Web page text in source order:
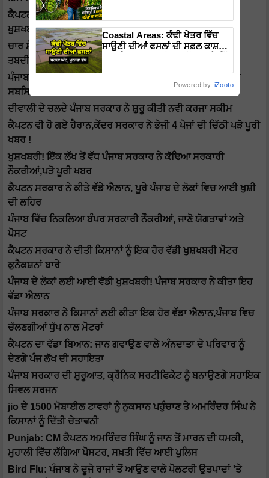
ਕੈਪਟਨ ਨੇ ਪਰਾਲੀ ਨਾ ਸਾੜਨ ਵਾਲੇ ਕਿਸਾਨਾਂ ਨੂੰ ਦੀਤੀ ਇਕ ਹੋਰ ਵੱਡੀ
ਖੁਸ਼ਖਬਰੀ !
ਚਾਰ ਸੋਧੇ ਹੋਏ ਖੇਤੀ ਬਿੱਲਾਂ ਵਿੱਚ ਪੰਜਾਬ ਸਰਕਾਰ ਨੇ ਆਖਿਰ ਕਿ-ਕਿ
ਤਬਦੀਲੀਆਂ ਕੀਤੀਆਂ?
ਪੰਜਾਬ ਸਰਕਾਰ ਨੇ 2.5 ਲੱਖ ਕਿਸਾਨਾਂ ਦੀਤੀ ਨੂੰ ਵੱਡੀ ਸੌਗਾਤ, 50 ਫੀਸਦ
ਸਬਸਿਡੀ ਵਿਚ ਮਿਲੇਗਾ ਕਣਕ ਦਾ ਬੀਜ
ਦੀਵਾਲੀ ਦੇ ਚਲਦੇ ਪੰਜਾਬ ਸਰਕਾਰ ਨੇ ਸ਼ੁਰੂ ਕੀਤੀ ਨਵੀ ਕਰਜਾ ਸਕੀਮ
ਕੈਪਟਨ ਵੀ ਹੋ ਗਏ ਹੈਰਾਨ,ਕੇਂਦਰ ਸਰਕਾਰ ਨੇ ਭੇਜੀ 4 ਪੇਜਾਂ ਦੀ ਚਿੱਠੀ ਪੜੋ ਪੂਰੀ
ਖਬਰ !
ਖੁਸ਼ਖਬਰੀ! ਇੱਕ ਲੱਖ ਤੋਂ ਵੱਧ ਪੰਜਾਬ ਸਰਕਾਰ ਨੇ ਕੱਢਿਆ ਸਰਕਾਰੀ
ਨੌਕਰੀਆਂ,ਪੜੋ ਪੂਰੀ ਖਬਰ
ਕੈਪਟਨ ਸਰਕਾਰ ਨੇ ਕੀਤੇ ਵੱਡੇ ਐਲਾਨ, ਪੂਰੇ ਪੰਜਾਬ ਦੇ ਲੋਕਾਂ ਵਿਚ ਆਈ ਖੁਸ਼ੀ
ਦੀ ਲਹਿਰ
ਪੰਜਾਬ ਵਿੱਚ ਨਿਕਲਿਆ ਬੰਪਰ ਸਰਕਾਰੀ ਨੌਕਰੀਆਂ, ਜਾਣੋ ਯੋਗਤਾਵਾਂ ਅਤੇ
ਪੋਸਟ
ਕੈਪਟਨ ਸਰਕਾਰ ਨੇ ਦੀਤੀ ਕਿਸਾਨਾਂ ਨੂੰ ਇਕ ਹੋਰ ਵੱਡੀ ਖੁਸ਼ਖਬਰੀ ਮੋਟਰ
ਕੁਨੈਕਸ਼ਨਾਂ ਬਾਰੇ
ਪੰਜਾਬ ਦੇ ਲੋਕਾਂ ਲਈ ਆਈ ਵੱਡੀ ਖੁਸ਼ਖਬਰੀ! ਪੰਜਾਬ ਸਰਕਾਰ ਨੇ ਕੀਤਾ ਇਹ
ਵੱਡਾ ਐਲਾਨ
ਪੰਜਾਬ ਸਰਕਾਰ ਨੇ ਕਿਸਾਨਾਂ ਲਈ ਕੀਤਾ ਇਕ ਹੋਰ ਵੱਡਾ ਐਲਾਨ,ਪੰਜਾਬ ਵਿਚ
ਚੱਲਣਗੀਆਂ ਧੁੱਪ ਨਾਲ ਮੋਟਰਾਂ
ਕੈਪਟਨ ਦਾ ਵੱਡਾ ਬਿਆਨ: ਜਾਨ ਗਵਾਉਣ ਵਾਲੇ ਅੰਨਦਾਤਾ ਦੇ ਪਰਿਵਾਰ ਨੂੰ
ਦੇਣਗੇ ਪੰਜ ਲੱਖ ਦੀ ਸਹਾਇਤਾ
ਪੰਜਾਬ ਸਰਕਾਰ ਦੀ ਸ਼ੁਰੂਆਤ, ਕ੍ਰੌਨਿਕ ਸਰਟੀਫਿਕੇਟ ਨੂੰ ਬਨਾਉਣਗੇ ਸਹਾਇਕ
ਸਿਵਲ ਸਰਜਨ
jio ਦੇ 1500 ਮੋਬਾਈਲ ਟਾਵਰਾਂ ਨੂੰ ਨੁਕਸਾਨ ਪਹੁੰਚਾਣ ਤੇ ਅਮਰਿੰਦਰ ਸਿੰਘ ਨੇ
ਕਿਸਾਨਾਂ ਨੂੰ ਦਿੱਤੀ ਚੇਤਾਵਨੀ
Punjab: CM ਕੈਪਟਨ ਅਮਰਿੰਦਰ ਸਿੰਘ ਨੂੰ ਜਾਨ ਤੋਂ ਮਾਰਨ ਦੀ ਧਮਕੀ,
ਮੁਹਾਲੀ ਵਿੱਚ ਲੱਗਿਆ ਪੋਸਟਰ, ਸਖ਼ਤੀ ਵਿੱਚ ਆਈ ਪੁਲਿਸ
Bird Flu: ਪੰਜਾਬ ਨੇ ਦੂਜੇ ਰਾਜਾਂ ਤੋਂ ਆਉਣ ਵਾਲੇ ਪੋਲਟਰੀ ਉਤਪਾਦਾਂ 'ਤੇ
Coastal Areas: ਕੰਢੀ ਖੇਤਰ ਵਿੱਚ
ਸਾਉਣੀ ਦੀਆਂ ਫਸਲਾਂ ਦੀ ਸਫ਼ਲ ਕਾਸ਼ਤ
Powered by iZooto